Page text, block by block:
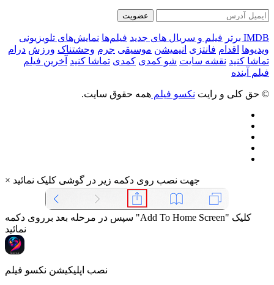
عضویت
IMDB برتر فیلم و سریال های جدید فیلم‌ها نمایش‌های تلویزیونی
ویدیوها اقدام فانتزی انیمیشن موسیقی جرم وحشتناک ورزش درام
تماشا کنید نقشه سایت شو کمدی کمدی تماشا کنید آخرین فیلم
فیلم آینده
© حق کلی و رایت نکسو فیلم همه حقوق سایت.
× جهت نصب روی دکمه زیر در گوشی کلیک نمائید
سپس در مرحله بعد برروی دکمه "Add To Home Screen" کلیک
نمائید
نصب اپلیکیشن نکسو فیلم